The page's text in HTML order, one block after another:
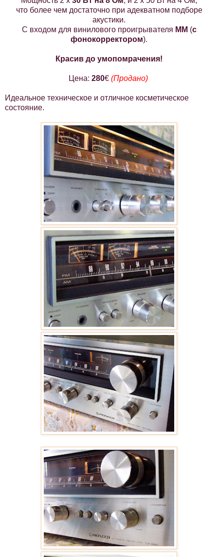
что более чем достаточно при адекватном подборе
акустики.
С входом для винилового проигрывателя ММ (с
фонокорректором).
Красив до умопомрачения!
Цена: 280€ (Продано)
Идеальное техническое и отличное косметическое
состояние.